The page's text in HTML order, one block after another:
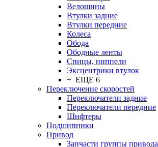
Велошины
Втулки задние
Втулки передние
Колеса
Обода
Ободные ленты
Спицы, ниппели
Эксцентрики втулок
+ ЕЩЕ 6
Переключение скоростей
Переключатели задние
Переключатели передние
Шифтеры
Подшипники
Привод
Запчасти группы привода